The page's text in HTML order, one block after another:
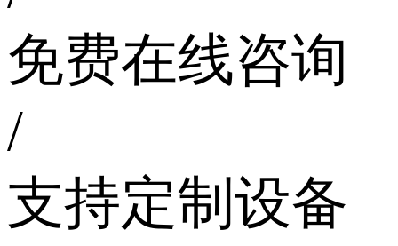
免费在线咨询
/
支持定制设备